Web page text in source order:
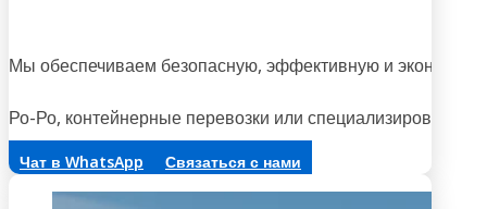
Мы обеспечиваем безопасную, эффективную и
Ро-Ро, контейнерные перевозки или
Чат в WhatsApp Связаться с нами